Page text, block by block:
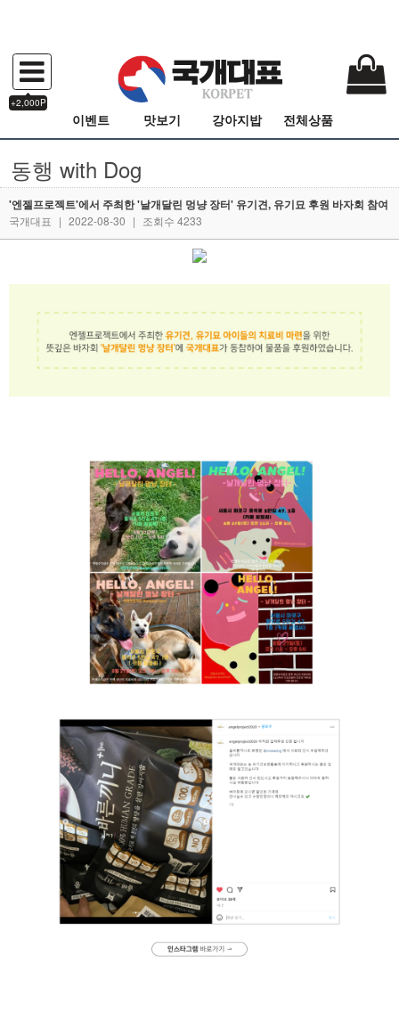
+2,000P
이벤트 맛보기 강아지밥 전체상품
동행 with Dog
'엔젤프로젝트'에서 주최한 '날개달린 멍냥 장터' 유기견, 유기묘 후원 바자회 참여
국개대표 | 2022-08-30 | 조회수 4233